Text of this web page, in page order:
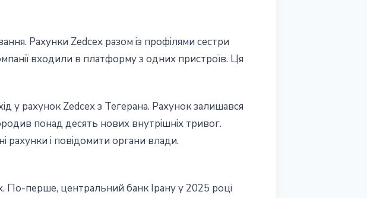
Рахунки Zedcex разом із профілями сестри
входили в платформу з одних пристроїв. Ця
у рахунок Zedcex з Тегерана. Рахунок залишався
понад десять нових внутрішніх тривог.
рахунки і повідомити органи влади.
перше, центральний банк Ірану у 2025 році